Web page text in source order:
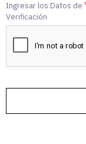
Ingresar los Datos de
Verificación